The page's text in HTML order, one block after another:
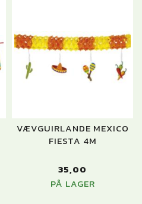
VÆVGUIRLANDE MEXICO
FIESTA 4M
35,00
PÅ LAGER